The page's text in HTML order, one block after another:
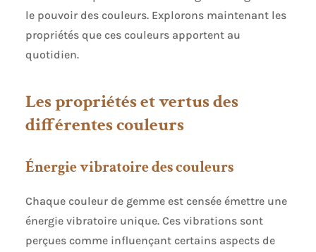
le pouvoir des couleurs. Explorons maintenant les
propriétés que ces couleurs apportent au
quotidien.
Les propriétés et vertus des
différentes couleurs
Énergie vibratoire des couleurs
Chaque couleur de gemme est censée émettre une
énergie vibratoire unique. Ces vibrations sont
perçues comme influençant certains aspects de